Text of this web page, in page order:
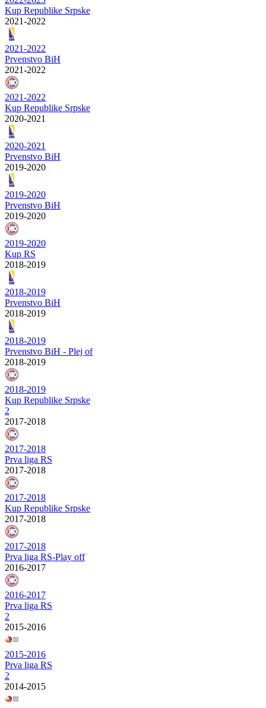
Kup Republike Srpske
2021-2022
2021-2022
Prvenstvo BiH
2021-2022
2021-2022
Kup Republike Srpske
2020-2021
2020-2021
Prvenstvo BiH
2019-2020
2019-2020
Prvenstvo BiH
2019-2020
2019-2020
Kup RS
2018-2019
2018-2019
Prvenstvo BiH
2018-2019
2018-2019
Prvenstvo BiH - Plej of
2018-2019
2018-2019
Kup Republike Srpske
2
2017-2018
2017-2018
Prva liga RS
2017-2018
2017-2018
Kup Republike Srpske
2017-2018
2017-2018
Prva liga RS-Play off
2016-2017
2016-2017
Prva liga RS
2
2015-2016
2015-2016
Prva liga RS
2
2014-2015